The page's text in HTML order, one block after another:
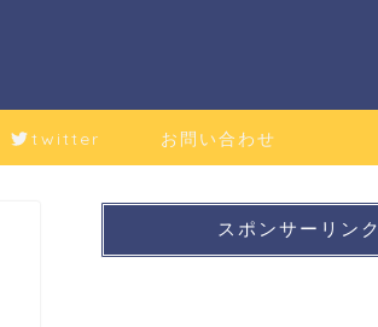
twitter お問い合わせ
スポンサーリンク